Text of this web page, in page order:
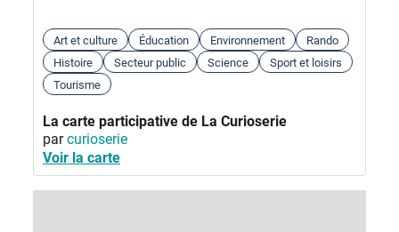
Art et culture Éducation Environnement
Rando
Histoire
Secteur public Science
Sport et loisirs
Tourisme
La carte participative de La Curioserie
parcurioserie
Voir la carte